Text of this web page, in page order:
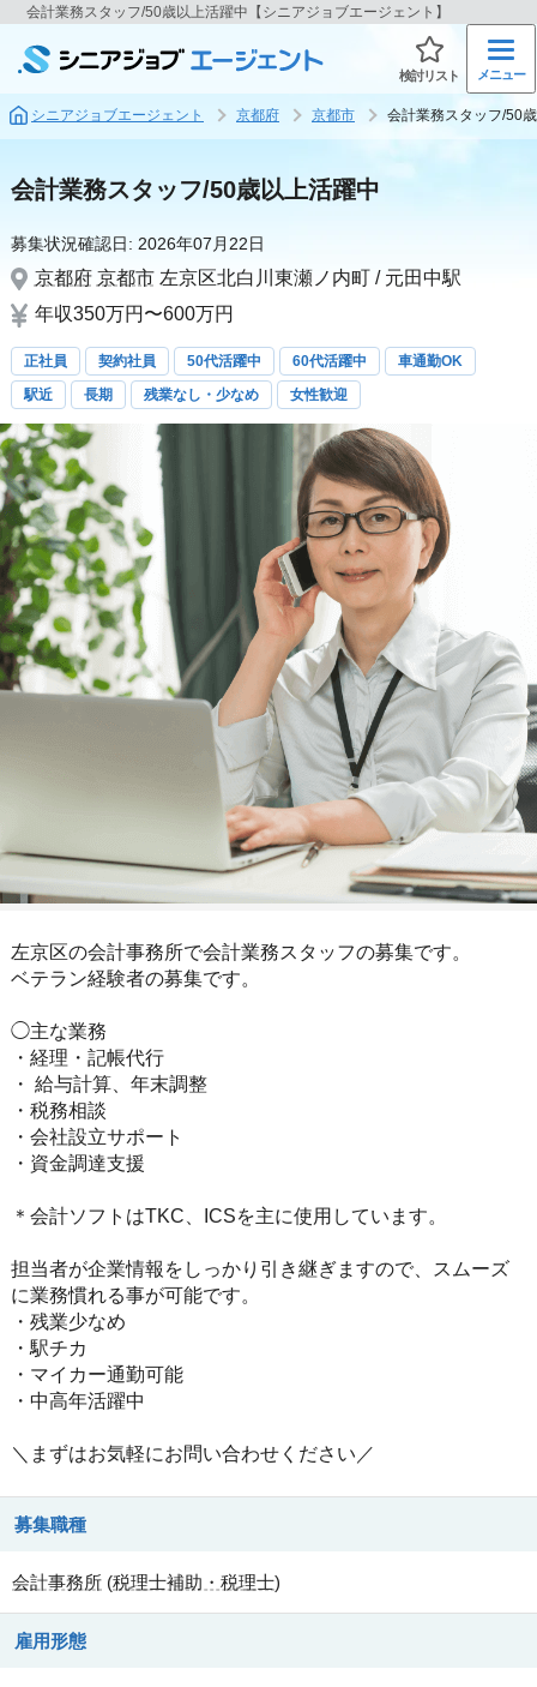
会計業務スタッフ/50歳以上活躍中【シニアジョブエージェント】
検討リスト メニュー
シニアジョブエージェント 京都府 京都市 会計業務スタッフ/50
会計業務スタッフ/50歳以上活躍中
募集状況確認日: 2026年07月22日
京都府 京都市 左京区北白川東瀬ノ内町 / 元田中駅
年収350万円〜600万円
正社員 契約社員 50代活躍中 60代活躍中
車通勤OK
駅近
長期 残業なし・少なめ 女性歓迎
左京区の会計事務所で会計業務スタッフの募集です。
ベテラン経験者の募集です。
◯主な業務
・経理・記帳代行
・ 給与計算、年末調整
・税務相談
・会社設立サポート
・資金調達支援
＊会計ソフトはTKC、ICSを主に使用しています。
担当者が企業情報をしっかり引き継ぎますので、スムーズ
に業務慣れる事が可能です。
・残業少なめ
・駅チカ
・マイカー通勤可能
・中高年活躍中
＼まずはお気軽にお問い合わせください／
募集職種
会計事務所 (税理士補助・税理士)
雇用形態